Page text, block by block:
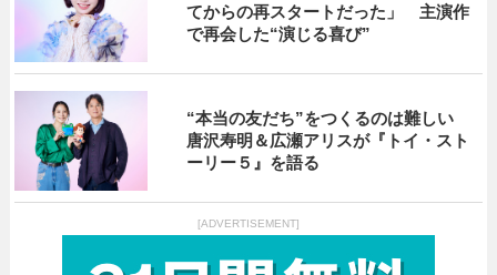
てからの再スタートだった」 主演作
で再会した“演じる喜び”
“本当の友だち”をつくるのは難しい
唐沢寿明＆広瀬アリスが『トイ・スト
ーリー５』を語る
[ADVERTISEMENT]